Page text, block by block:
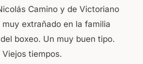
Camino y de Victoriano
muy extrañado en la familia
boxeo. Un muy buen tipo.
tiempos.